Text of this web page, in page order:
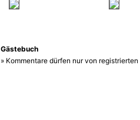
Gästebuch
» Kommentare dürfen nur von